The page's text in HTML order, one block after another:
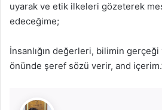
uyarak ve etik ilkeleri gözeterek
edeceğime;
İnsanlığın değerleri, bilimin
önünde şeref sözü verir, and